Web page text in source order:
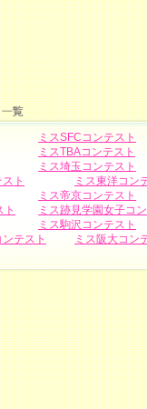
ミスSFCコンテスト
ミスTBAコンテスト
ミス埼玉コンテスト
ト
ミス東洋コン
ミス帝京コンテスト
ト
ミス跡見学園女子コ
ミス駒沢コンテスト
テスト ミス阪大コン